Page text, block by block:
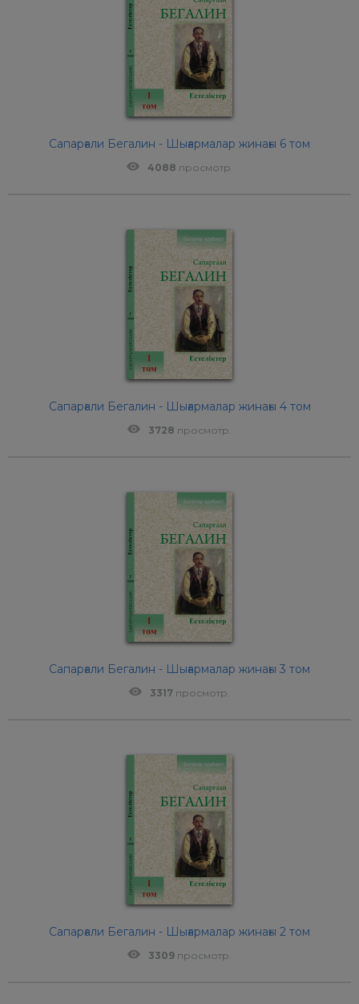
Сапарғали Бегалин - Шығармалар жинағы 6 том
4088 просмотр.
Сапарғали Бегалин - Шығармалар жинағы 4 том
3728 просмотр.
Сапарғали Бегалин - Шығармалар жинағы 3 том
3317 просмотр.
Сапарғали Бегалин - Шығармалар жинағы 2 том
3309 просмотр.